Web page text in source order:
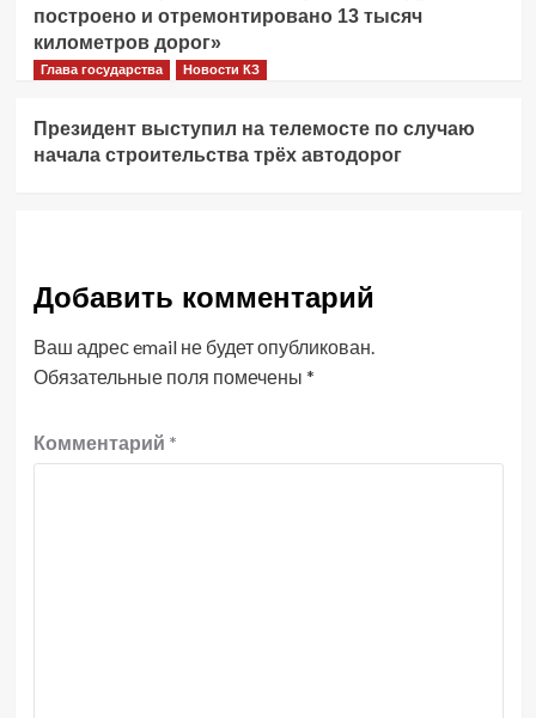
построено и отремонтировано 13 тысяч
километров дорог»
Глава государства Новости КЗ
Президент выступил на телемосте по случаю
начала строительства трёх автодорог
Добавить комментарий
Ваш адрес email не будет опубликован.
Обязательные поля помечены *
Комментарий *